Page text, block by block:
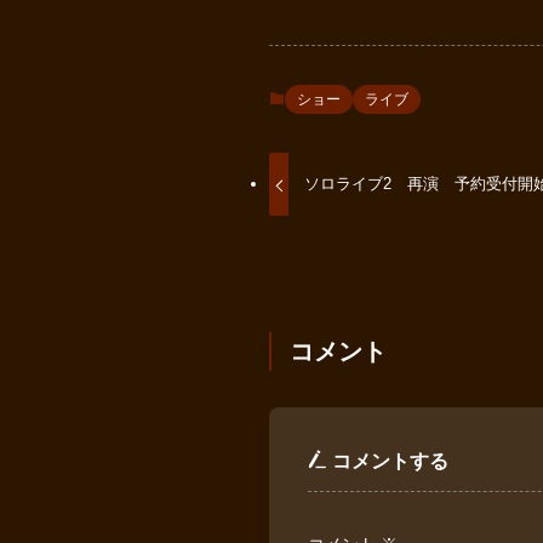
ショー ライブ
ソロライブ2 再演 予約受付開
コメント
コメントする